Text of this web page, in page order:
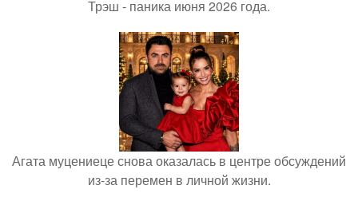
Трэш - паника июня 2026 года.
Агата муцениеце снова оказалась в центре обсуждений
из-за перемен в личной жизни.